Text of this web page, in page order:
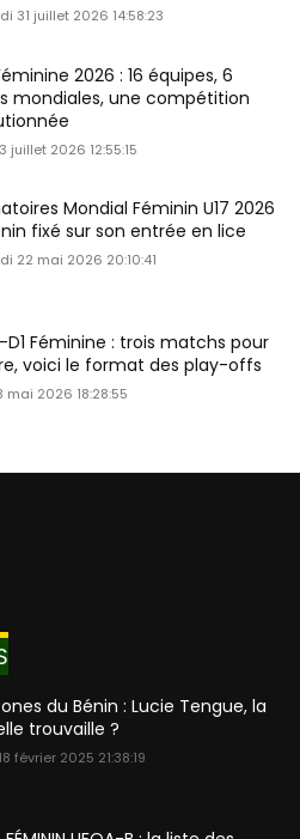
31 juillet 2026 14:58:23
2026 : 16 équipes, 6
mondiales, une compétition
juillet 2026 12:55:15
Mondial Féminin U17 2026
fixé sur son entrée en lice
22 mai 2026 20:10:41
D1 Féminine : trois matchs pour
voici le format des play-offs
mai 2026 18:28:55
du Bénin : Lucie Tengue, la
trouvaille ?
février 2025 21:38:19